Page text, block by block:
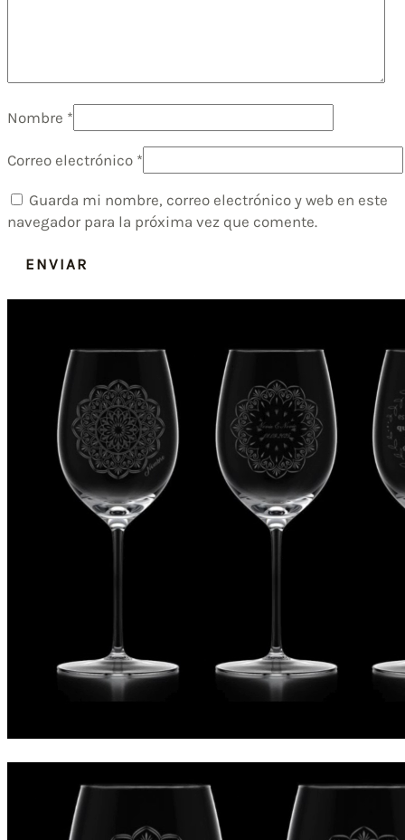
Nombre *
Correo electrónico *
Guarda mi nombre, correo electrónico y web en este
navegador para la próxima vez que comente.